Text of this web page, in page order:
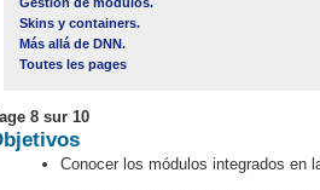
Skins y containers.
Más allá de DNN.
Toutes les pages
8 sur 10
Conocer los módulos integrados en